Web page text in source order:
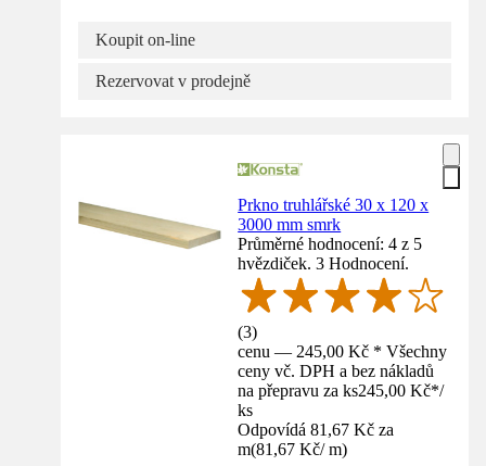
Koupit on-line
Rezervovat v prodejně
Prkno truhlářské 30 x 120 x
3000 mm smrk
Průměrné hodnocení: 4 z 5
hvězdiček. 3 Hodnocení.
(3)
cenu — 245,00 Kč * Všechny
ceny vč. DPH a bez nákladů
na přepravu za ks245,00 Kč*/
ks
Odpovídá 81,67 Kč za
m(81,67 Kč/ m)